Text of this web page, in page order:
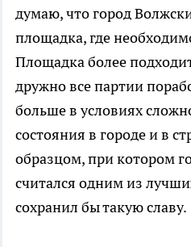
думаю, что город
площадка, где
Площадка более
дружно все партии
больше в условиях
состояния в городе и в
образцом, при котором
считался одним из
сохранил бы такую славу.